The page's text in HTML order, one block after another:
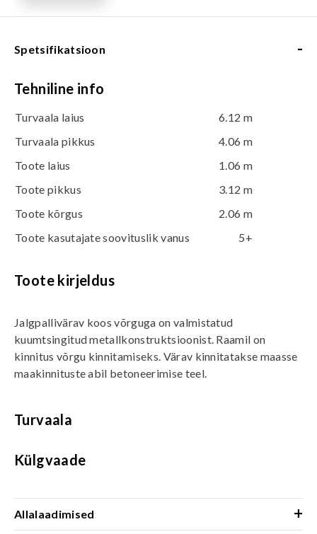
Spetsifikatsioon -
Tehniline info
Turvaala laius
6.12 m
Turvaala pikkus
4.06 m
Toote laius
1.06 m
Toote pikkus
3.12 m
Toote kõrgus
2.06 m
Toote kasutajate soovituslik vanus
5+
Toote kirjeldus
Jalgpallivärav koos võrguga on valmistatud
kuumtsingitud metallkonstruktsioonist. Raamil on
kinnitus võrgu kinnitamiseks. Värav kinnitatakse maasse
maakinnituste abil betoneerimise teel.
Turvaala
Külgvaade
Allalaadimised +